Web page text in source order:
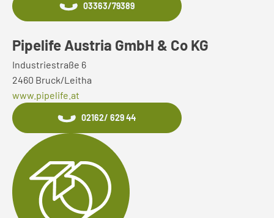
03363/79389
Pipelife Austria GmbH & Co KG
Industriestraße 6
2460 Bruck/Leitha
www.pipelife.at
02162/ 629 44